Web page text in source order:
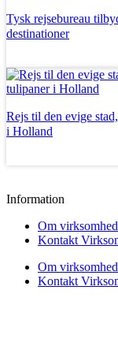
Tysk rejsebureau
destinationer
Rejs til den evige
i Holland
Information
Om
Kontakt
Om
Kontakt